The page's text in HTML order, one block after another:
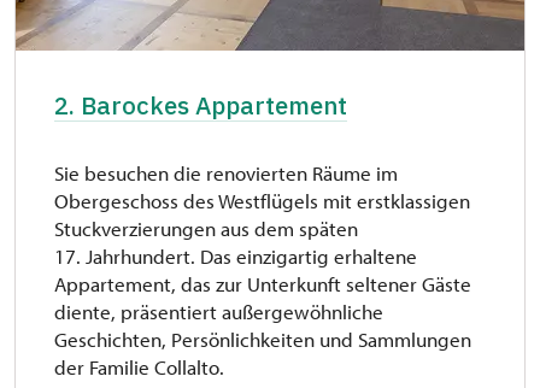
2. Barockes Appartement
Sie besuchen die renovierten Räume im
Obergeschoss des Westflügels mit erstklassigen
Stuckverzierungen aus dem späten
17. Jahrhundert. Das einzigartig erhaltene
Appartement, das zur Unterkunft seltener Gäste
diente, präsentiert außergewöhnliche
Geschichten, Persönlichkeiten und Sammlungen
der Familie Collalto.